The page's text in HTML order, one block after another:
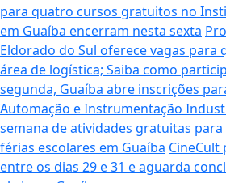
para quatro cursos gratuitos no
em Guaíba encerram nesta sexta
Eldorado do Sul oferece vagas para
área de logística; Saiba como
segunda, Guaíba abre inscrições
Automação e Instrumentação
semana de atividades gratuitas
férias escolares em Guaíba CineCult
entre os dias 29 e 31 e aguarda